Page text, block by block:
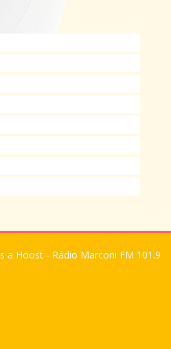
Hoost - Rádio Marconi FM 101.9